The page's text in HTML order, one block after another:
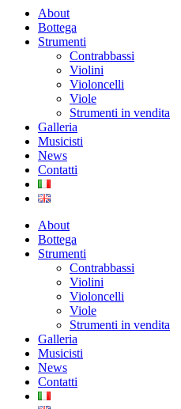
About
Bottega
Strumenti
Contrabbassi
Violini
Violoncelli
Viole
Strumenti in vendita
Galleria
Musicisti
News
Contatti
About
Bottega
Strumenti
Contrabbassi
Violini
Violoncelli
Viole
Strumenti in vendita
Galleria
Musicisti
News
Contatti